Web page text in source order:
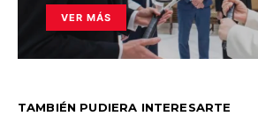
VER MÁS
TAMBIÉN PUDIERA INTERESARTE